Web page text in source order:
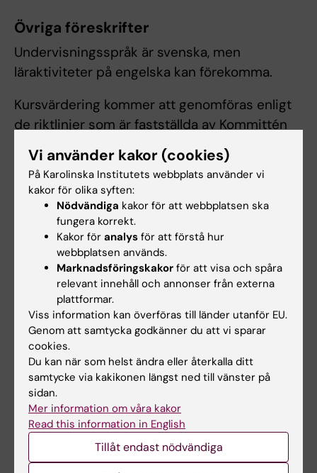
Övriga föreskrifter
Undervisningsspråk är svenska, men
läraktiviteter på engelska kan förekomma.
Kursvärdering kommer att genomföras enligt
de riktlinjer som är fastställda av Kommittén
för utbildning.
Litteraturlista och övriga läromedel
Obligatorisk litteratur
Manual of clinical phonetics, Ball, Martin
J., London : Routledge, Taylor & Francis
Group, 2021, LIBRIS-ID:
9pd96d7s76q7prlm, Kap 11-12; 34.
Catford, John Cunnison, A practical
introduction to phonetics, 2. ed. : Oxford
: Oxford University Press, 2001 - xiii, 229
s. ISBN: 0-19-924635-1 (pbk) ; LIBRIS-ID:
8278206, *
Engstrand, Olle,Fonetikens grunder
Lund : Studentlitteratur, 2004 - 355 s.
Vi använder kakor (cookies)
På Karolinska Institutets webbplats använder vi
kakor för olika syften:
Nödvändiga kakor för att webbplatsen ska
fungera korrekt.
Kakor för analys för att förstå hur
webbplatsen används.
Marknadsföringskakor för att visa och spåra
relevant innehåll och annonser från externa
plattformar.
Viss information kan överföras till länder utanför EU.
Genom att samtycka godkänner du att vi sparar
cookies.
Du kan när som helst ändra eller återkalla ditt
samtycke via kakikonen längst ned till vänster på
sidan.
Mer information om våra kakor
Read this information in English
Tillåt endast nödvändiga